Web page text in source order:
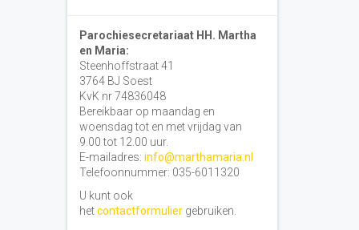
Parochiesecretariaat HH. Martha
en Maria:
Steenhoffstraat 41
3764 BJ Soest
KvK nr 74836048
Bereikbaar op maandag en
woensdag tot en met vrijdag van
9.00 tot 12.00 uur.
E-mailadres: info@marthamaria.nl
Telefoonnummer: 035-6011320
U kunt ook
hetcontactformuliergebruiken.